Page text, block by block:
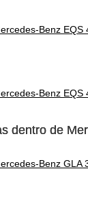
Benz EQS
Benz EQS
dentro de
Benz GLA